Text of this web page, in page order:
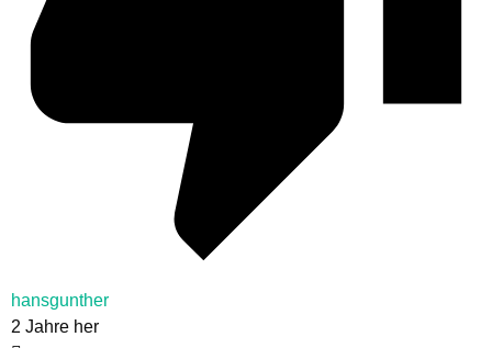
hansgunther
2 Jahre her